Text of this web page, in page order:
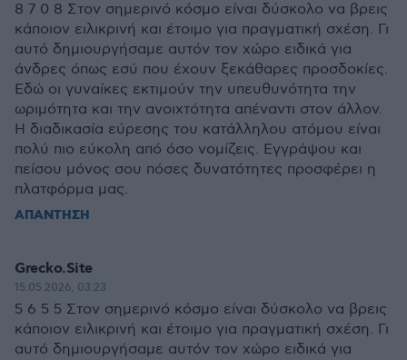
8 7 0 8 Στον σημερινό κόσμο είναι δύσκολο να βρεις
κάποιον ειλικρινή και έτοιμο για πραγματική σχέση. Γι
αυτό δημιουργήσαμε αυτόν τον χώρο ειδικά για
άνδρες όπως εσύ που έχουν ξεκάθαρες προσδοκίες.
Εδώ οι γυναίκες εκτιμούν την υπευθυνότητα την
ωριμότητα και την ανοιχτότητα απέναντι στον άλλον.
Η διαδικασία εύρεσης του κατάλληλου ατόμου είναι
πολύ πιο εύκολη από όσο νομίζεις. Εγγράψου και
πείσου μόνος σου πόσες δυνατότητες προσφέρει η
πλατφόρμα μας.
ΑΠΑΝΤΗΣΗ
Grecko.Site
15.05.2026, 03:23
5 6 5 5 Στον σημερινό κόσμο είναι δύσκολο να βρεις
κάποιον ειλικρινή και έτοιμο για πραγματική σχέση. Γι
αυτό δημιουργήσαμε αυτόν τον χώρο ειδικά για